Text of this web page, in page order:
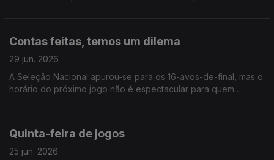
Contas feitas, temos um dilema
29 jun. 2026
A Seleção Nacional apurou-se para os 16-avos-de-final, mas o
horário do próximo jogo não é espectacular para quem
Quinta-feira de jogos
25 jun. 2026